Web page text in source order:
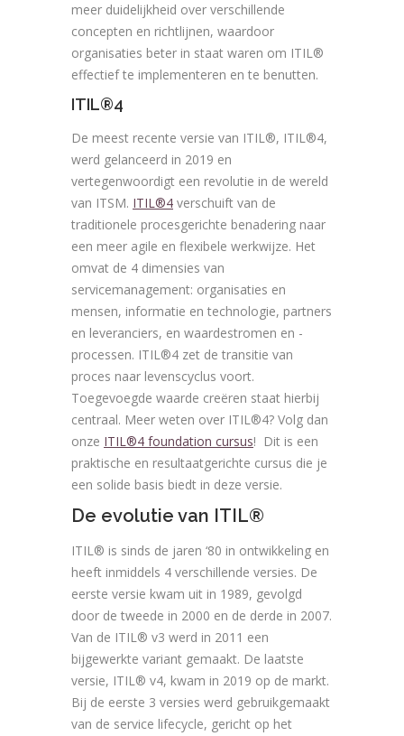
meer duidelijkheid over verschillende
concepten en richtlijnen, waardoor
organisaties beter in staat waren om ITIL®
effectief te implementeren en te benutten.
ITIL®4
De meest recente versie van ITIL®, ITIL®4,
werd gelanceerd in 2019 en
vertegenwoordigt een revolutie in de wereld
van ITSM. ITIL®4 verschuift van de
traditionele procesgerichte benadering naar
een meer agile en flexibele werkwijze. Het
omvat de 4 dimensies van
servicemanagement: organisaties en
mensen, informatie en technologie, partners
en leveranciers, en waardestromen en -
processen. ITIL®4 zet de transitie van
proces naar levenscyclus voort.
Toegevoegde waarde creëren staat hierbij
centraal. Meer weten over ITIL®4? Volg dan
onze ITIL®4 foundation cursus! Dit is een
praktische en resultaatgerichte cursus die je
een solide basis biedt in deze versie.
De evolutie van ITIL®
ITIL® is sinds de jaren ‘80 in ontwikkeling en
heeft inmiddels 4 verschillende versies. De
eerste versie kwam uit in 1989, gevolgd
door de tweede in 2000 en de derde in 2007.
Van de ITIL® v3 werd in 2011 een
bijgewerkte variant gemaakt. De laatste
versie, ITIL® v4, kwam in 2019 op de markt.
Bij de eerste 3 versies werd gebruikgemaakt
van de service lifecycle, gericht op het